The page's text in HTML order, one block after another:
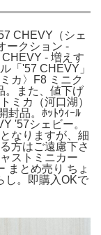
CHEVY（シェ
ークション -
- 増えす
「'57 CHEVY」
カ〉F8 ミニク
。また、値下げ
ミカ（河口湖）
封品。ﾎｯﾄｳｨｰﾙ
'57シェビー。
なりますが、細
方はご遠慮下さ
ャストミニカー
まとめ売り ちょ
し。即購入OKで